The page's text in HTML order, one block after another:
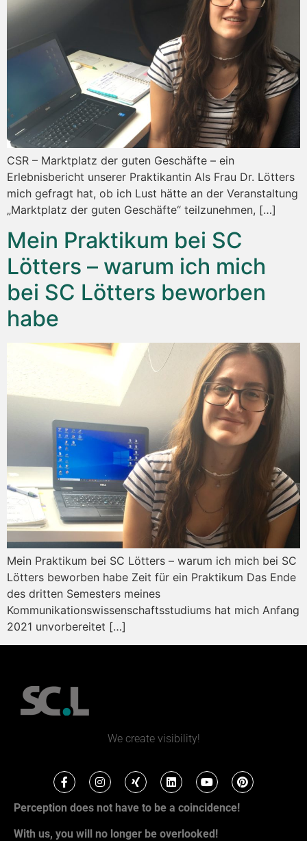
CSR – Marktplatz der guten Geschäfte – ein
Erlebnisbericht unserer Praktikantin Als Frau Dr. Lötters
mich gefragt hat, ob ich Lust hätte an der Veranstaltung
„Marktplatz der guten Geschäfte“ teilzunehmen, […]
Mein Praktikum bei SC
Lötters – warum ich mich
bei SC Lötters beworben
habe
Mein Praktikum bei SC Lötters – warum ich mich bei SC
Lötters beworben habe Zeit für ein Praktikum Das Ende
des dritten Semesters meines
Kommunikationswissenschaftsstudiums hat mich Anfang
2021 unvorbereitet […]
We create visibility!
Perception does not have to be a coincidence!
With us, you will no longer be overlooked!